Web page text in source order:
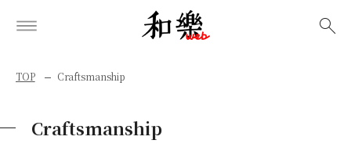
TOP Craftsmanship
Craftsmanship